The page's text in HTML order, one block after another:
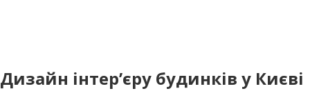
Дизайн інтер’єру будинків у Києві